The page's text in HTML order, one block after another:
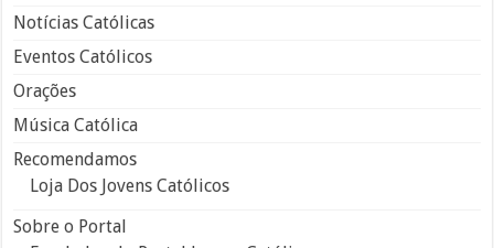
Notícias Católicas
Eventos Católicos
Orações
Música Católica
Recomendamos
Loja Dos Jovens Católicos
Sobre o Portal